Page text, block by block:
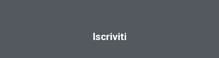
Iscriviti